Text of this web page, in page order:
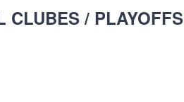
CLUBES / PLAYOFFS